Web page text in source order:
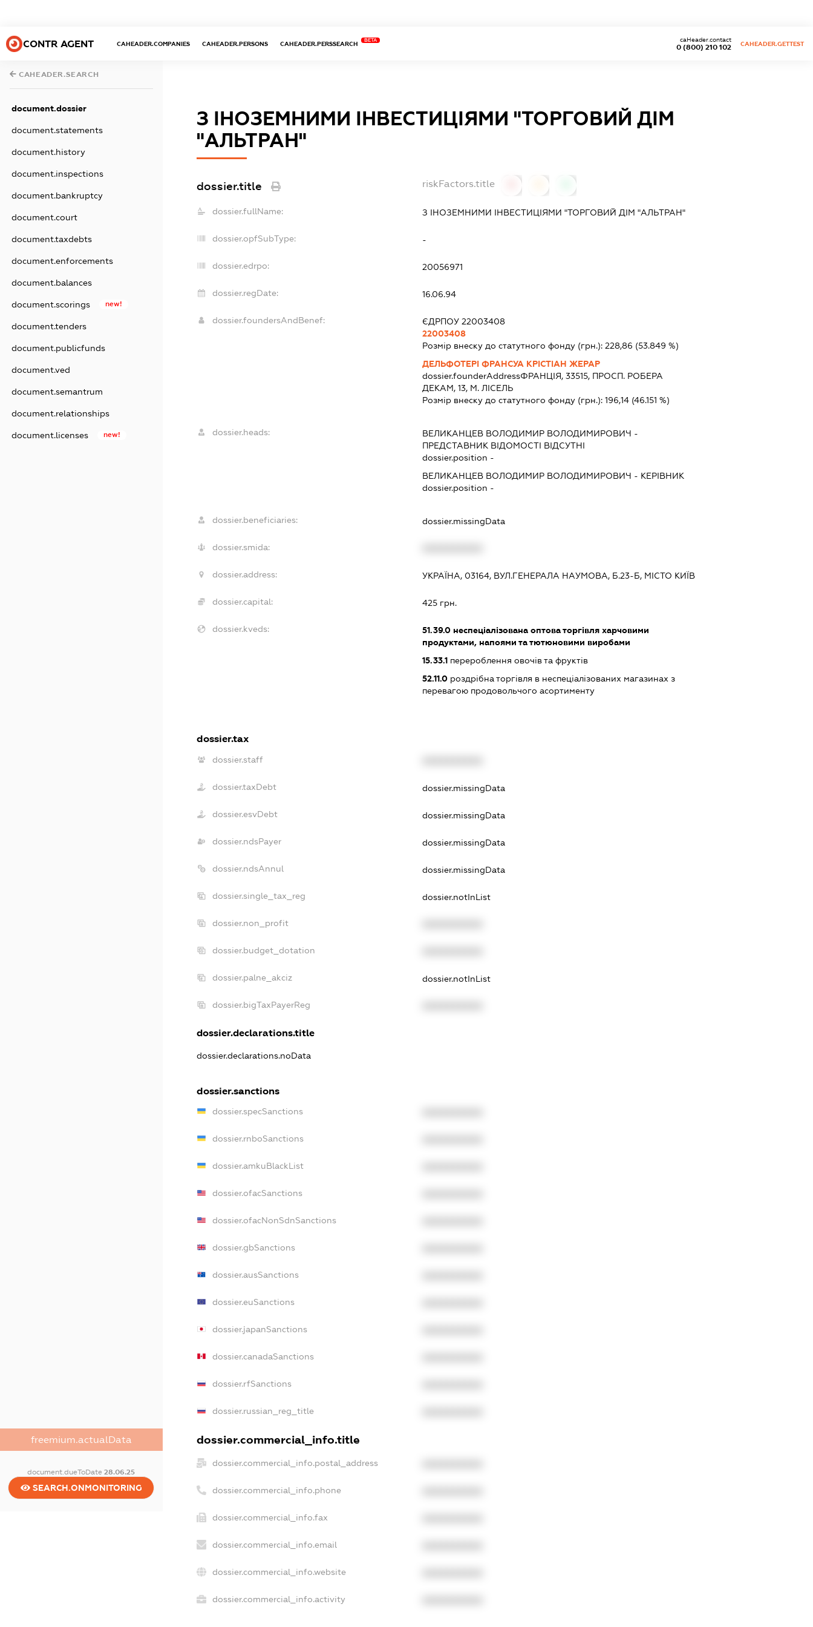
CONTR AGENT CAHEADER.COMPANIES CAHEADER.PERSONS CAHEADER.PERSSEARCH
BETA
0 (800) 210 102
caHeader.contact
CAHEADER.GETTEST
CAHEADER.SEARCH
document.dossier
document.statements
document.history
document.inspections
document.bankruptcy
document.court
document.taxdebts
document.enforcements
document.balances
document.scorings new!
document.tenders
document.publicfunds
document.ved
document.semantrum
document.relationships
document.licenses new!
freemium.actualData
document.dueToDate28.06.25
SEARCH.ONMONITORING
З ІНОЗЕМНИМИ ІНВЕСТИЦІЯМИ "ТОРГОВИЙ ДІМ
"АЛЬТРАН"
dossier.title riskFactors.title
dossier.fullName: З ІНОЗЕМНИМИ ІНВЕСТИЦІЯМИ "ТОРГОВИЙ ДІМ "АЛЬТРАН"
dossier.opfSubType: -
dossier.edrpo: 20056971
dossier.regDate: 16.06.94
dossier.foundersAndBenef:
ЄДРПОУ 22003408
22003408
Розмір внеску до статутного фонду (грн.): 228,86 (53.849 %)
ДЕЛЬФОТЕРІ ФРАНСУА КРІСТІАН ЖЕРАР
dossier.founderAddressФРАНЦІЯ, 33515, ПРОСП. РОБЕРА
ДЕКАМ, 13, М. ЛІСЕЛЬ
Розмір внеску до статутного фонду (грн.): 196,14(46.151 %)
dossier.heads: ВЕЛИКАНЦЕВ ВОЛОДИМИР ВОЛОДИМИРОВИЧ -
ПРЕДСТАВНИКВІДОМОСТІ ВІДСУТНІ
dossier.position -
ВЕЛИКАНЦЕВ ВОЛОДИМИР ВОЛОДИМИРОВИЧ - КЕРІВНИК
dossier.position -
dossier.beneficiaries: dossier.missingData
dossier.smida:
dossier.address: УКРАЇНА, 03164, ВУЛ.ГЕНЕРАЛА НАУМОВА, Б.23-Б, МІСТО КИЇВ
dossier.capital: 425 грн.
dossier.kveds: 51.39.0неспеціалізована оптова торгівля харчовими
продуктами, напоями та тютюновими виробами
15.33.1перероблення овочів та фруктів
52.11.0роздрібна торгівля в неспеціалізованих магазинах з
перевагою продовольчого асортименту
dossier.tax
dossier.staff
dossier.taxDebt dossier.missingData
dossier.esvDebt dossier.missingData
dossier.ndsPayer dossier.missingData
dossier.ndsAnnul dossier.missingData
dossier.single_tax_reg dossier.notInList
dossier.non_profit
dossier.budget_dotation
dossier.palne_akciz dossier.notInList
dossier.bigTaxPayerReg
dossier.declarations.title
dossier.declarations.noData
dossier.sanctions
dossier.specSanctions
dossier.rnboSanctions
dossier.amkuBlackList
dossier.ofacSanctions
dossier.ofacNonSdnSanctions
dossier.gbSanctions
dossier.ausSanctions
dossier.euSanctions
dossier.japanSanctions
dossier.canadaSanctions
dossier.rfSanctions
dossier.russian_reg_title
dossier.commercial_info.title
dossier.commercial_info.postal_address
dossier.commercial_info.phone
dossier.commercial_info.fax
dossier.commercial_info.email
dossier.commercial_info.website
dossier.commercial_info.activity